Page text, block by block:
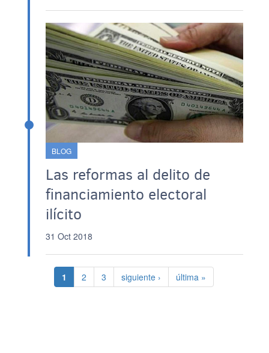
BLOG
Las reformas al delito de
financiamiento electoral
ilícito
31 Oct 2018
Paginación
Página actual
1 Página
2 Página
3 Siguiente página
siguiente › Última página
última »